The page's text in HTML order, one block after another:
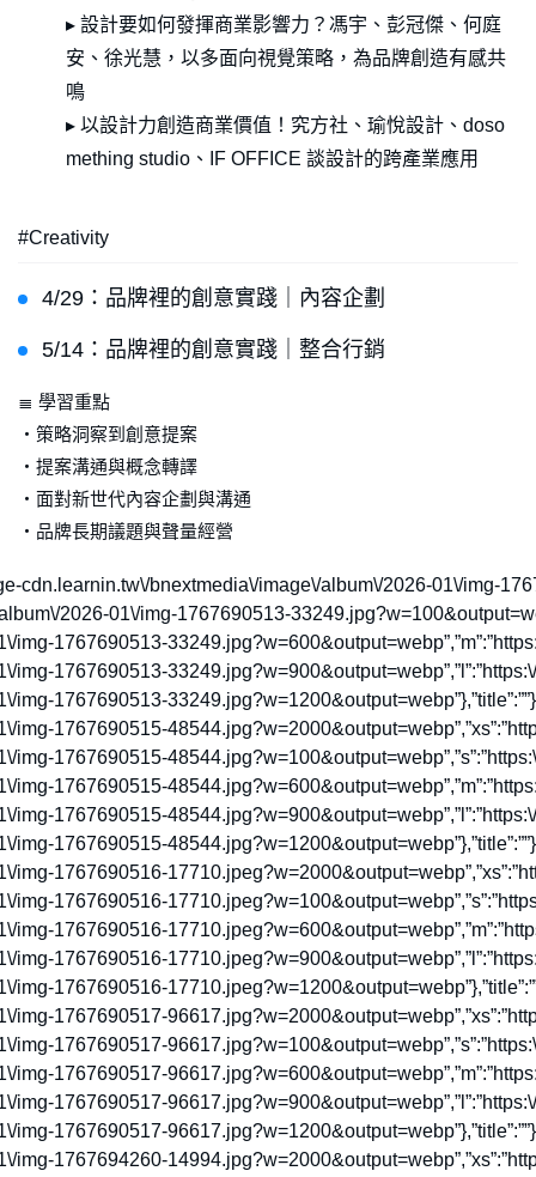
▸ 設計要如何發揮商業影響力？馮宇、彭冠傑、何庭
安、徐光慧，以多面向視覺策略，為品牌創造有感共
鳴
▸ 以設計力創造商業價值！究方社、瑜悅設計、doso
mething studio、IF OFFICE 談設計的跨產業應用
#Creativity
4/29：品牌裡的創意實踐｜內容企劃
5/14：品牌裡的創意實踐｜整合行銷
≣ 學習重點
・策略洞察到創意提案
・提案溝通與概念轉譯
・面對新世代內容企劃與溝通
・品牌長期議題與聲量經營
cdn.learnin.tw\/bnextmedia\/image\/album\/2026-01\/img-
2026-01\/img-1767690513-
1767690513-
1767690513-
1767690513-
1767690515-
1767690515-
1767690515-
1767690515-
1767690515-
1767690516-
1767690516-
1767690516-
1767690516-
1767690516-
1767690517-
1767690517-
1767690517-
1767690517-
1767690517-
1767694260-